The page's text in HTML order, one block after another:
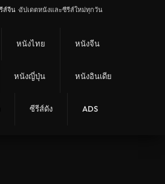
ส์จีน ·อัปเดตหนังและซีรีส์ใหม่ทุกวัน
หนังไทย หนังจีน
หนังญี่ปุ่น หนังอินเดีย
ซีรีส์ดัง ADS